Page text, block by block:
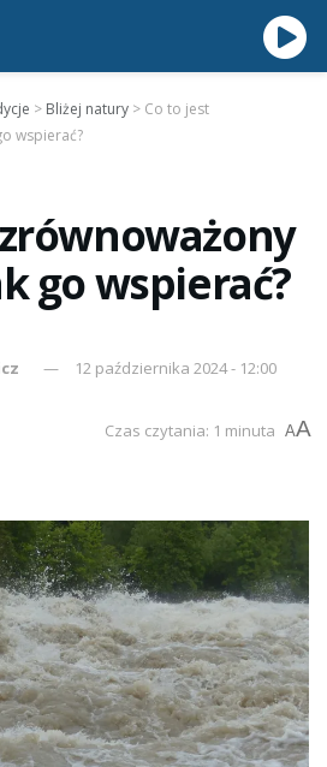
> Bliżej natury > Co to jest
wspierać?
go wspierać?
12 października 2024 - 12:00
Czas czytania: 1 minuta AA